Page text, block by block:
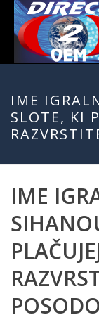
IME
SLOTE, KI
IME